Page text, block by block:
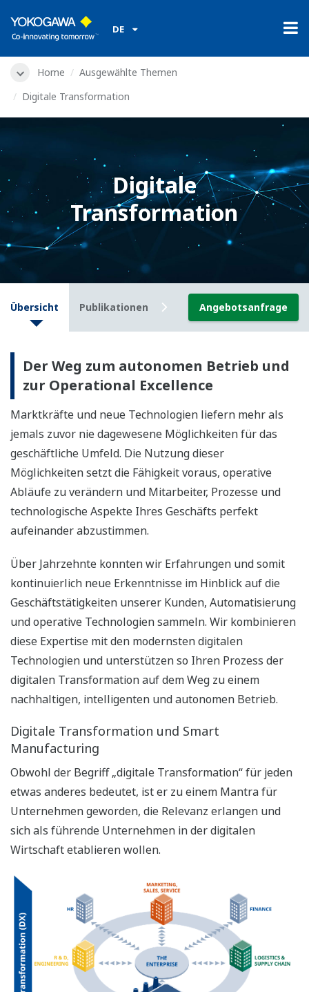
DE
Home
Ausgewählte Themen
Digitale Transformation
Digitale
Transformation
Übersicht Publikationen VideosAngebotsanfrage
Der Weg zum autonomen Betrieb und
zur Operational Excellence
Marktkräfte und neue Technologien liefern mehr als
jemals zuvor nie dagewesene Möglichkeiten für das
geschäftliche Umfeld. Die Nutzung dieser
Möglichkeiten setzt die Fähigkeit voraus, operative
Abläufe zu verändern und Mitarbeiter, Prozesse und
technologische Aspekte Ihres Geschäfts perfekt
aufeinander abzustimmen.
Über Jahrzehnte konnten wir Erfahrungen und somit
kontinuierlich neue Erkenntnisse im Hinblick auf die
Geschäftstätigkeiten unserer Kunden, Automatisierung
und operative Technologien sammeln. Wir kombinieren
diese Expertise mit den modernsten digitalen
Technologien und unterstützen so Ihren Prozess der
digitalen Transformation auf dem Weg zu einem
nachhaltigen, intelligenten und autonomen Betrieb.
Digitale Transformation und Smart
Manufacturing
Obwohl der Begriff „digitale Transformation“ für jeden
etwas anderes bedeutet, ist er zu einem Mantra für
Unternehmen geworden, die Relevanz erlangen und
sich als führende Unternehmen in der digitalen
Wirtschaft etablieren wollen.